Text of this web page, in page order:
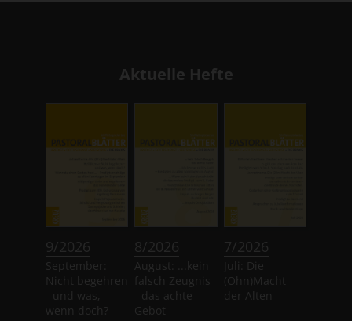
Aktuelle Hefte
9/2026
September:
Nicht begehren
- und was,
wenn doch?
8/2026
August: ...kein
falsch Zeugnis
- das achte
Gebot
7/2026
Juli: Die
(Ohn)Macht
der Alten